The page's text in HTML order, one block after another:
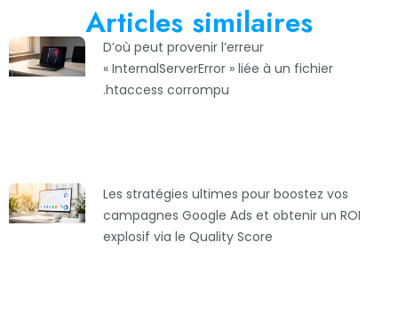
Articles similaires
D’où peut provenir l’erreur
« InternalServerError » liée à un fichier
.htaccess corrompu
Les stratégies ultimes pour boostez vos
campagnes Google Ads et obtenir un ROI
explosif via le Quality Score